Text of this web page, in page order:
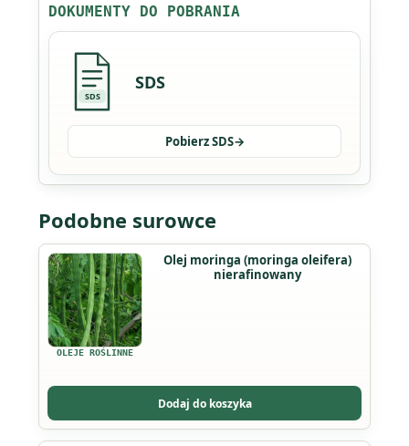
DOKUMENTY DO POBRANIA
SDS
SDS
Pobierz SDS→
Podobne surowce
OLEJE ROŚLINNE
Olej moringa (moringa oleifera)
nierafinowany
Dodaj do koszyka
Ten
produkt
ma
wiele
wariantów.
można
wybrać
na